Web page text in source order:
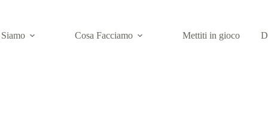
Cosa Facciamo Mettiti in gioco